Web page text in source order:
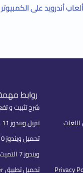
أندرويد على
روابط
شرح تثبيت و
تنزيل ويندوز 11 كل الإصدارات
تحميل ويندوز 10 برو مفعل
ويندوز 7 التميت بـكل اللغات 2026
تحميل تطبيق Truecaller جولد بريميوم مهكر